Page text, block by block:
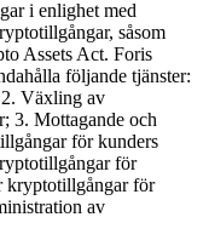
i enlighet med
såsom
Assets Act. Foris
följande tjänster:
Växling av
3. Mottagande och
för kunders
för
kryptotillgångar för
av